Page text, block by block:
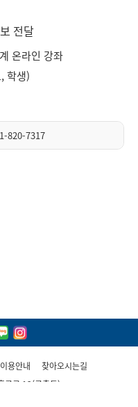
전달
온라인 강좌
학생)
820-7317
이용안내
찾아오시는길
곡로 13(금촌동)